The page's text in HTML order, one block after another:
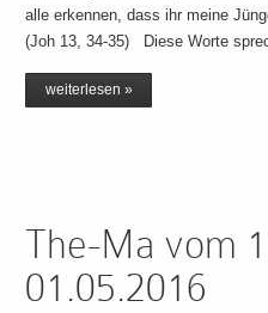
alle erkennen, dass ihr meine
(Joh 13, 34-35) Diese Worte
weiterlesen »
The-Ma vom
01.05.2016